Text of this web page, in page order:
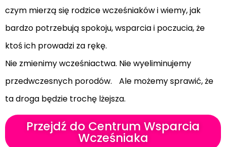
czym mierzą się rodzice wcześniaków i wiemy, jak
bardzo potrzebują spokoju, wsparcia i poczucia, że
ktoś ich prowadzi za rękę.
Nie zmienimy wcześniactwa. Nie wyeliminujemy
przedwczesnych porodów. Ale możemy sprawić, że
ta droga będzie trochę lżejsza.
Przejdź do Centrum Wsparcia
Wcześniaka